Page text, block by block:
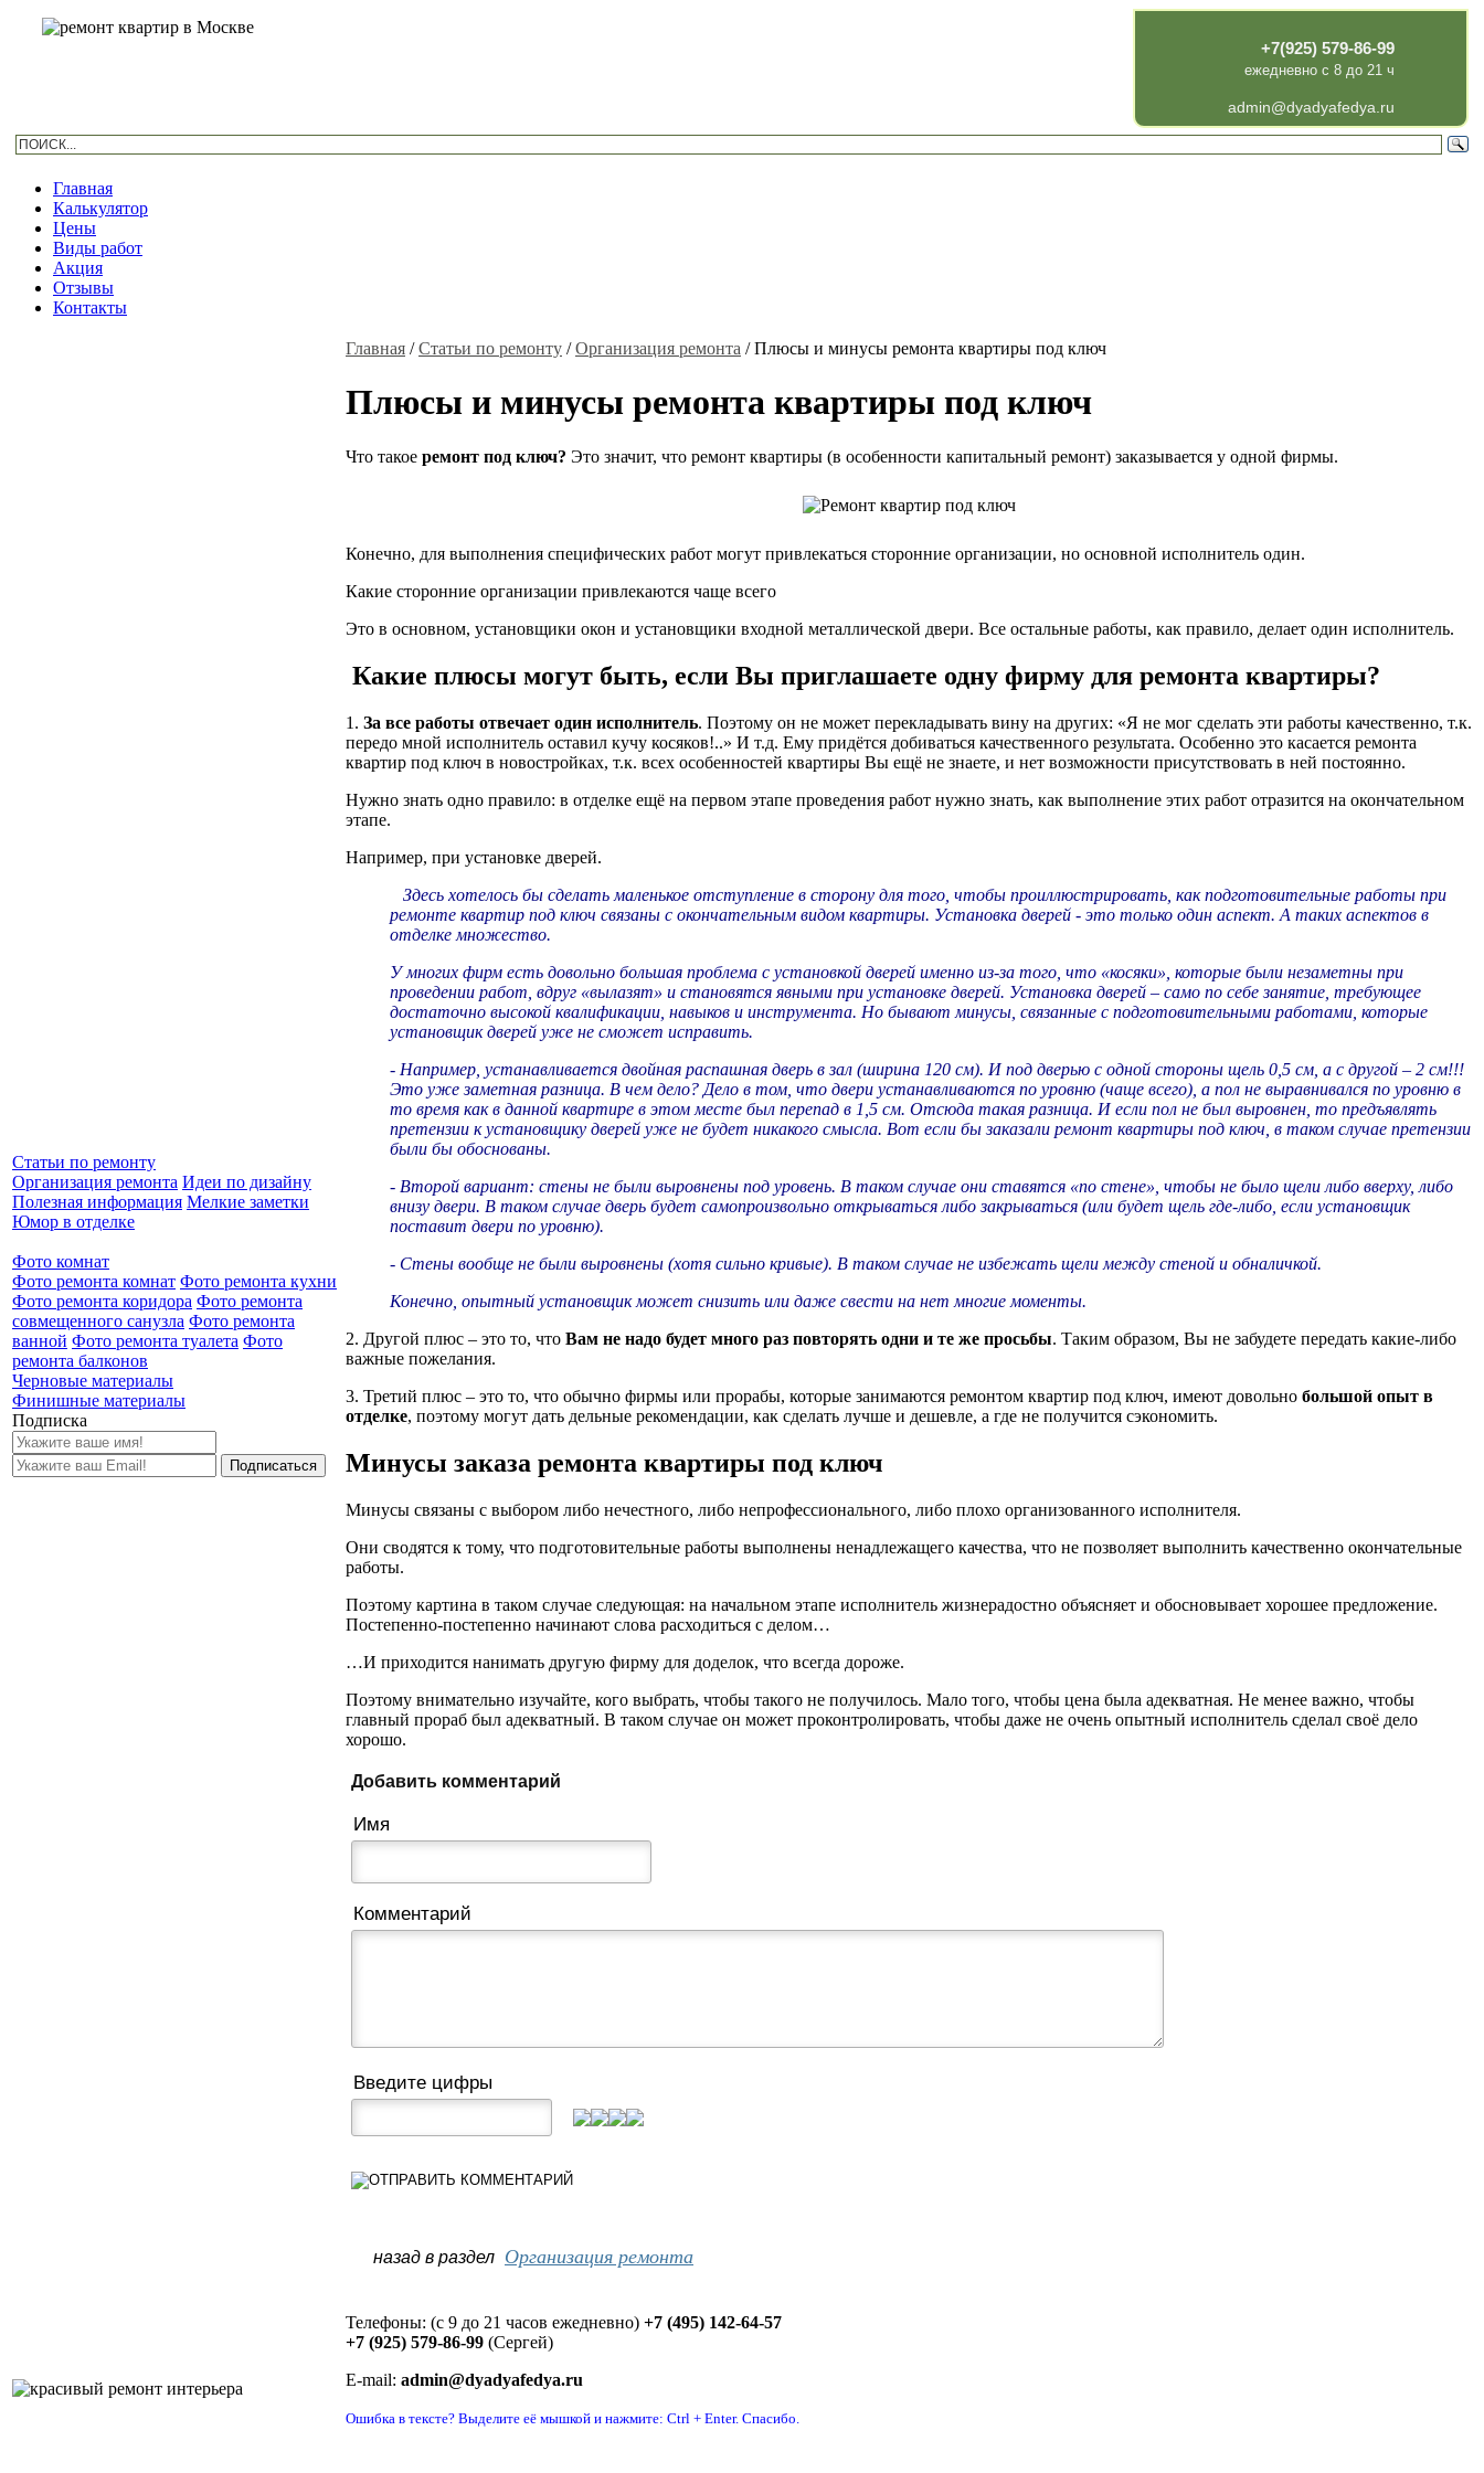
+7(925) 579-86-99
ежедневно с 8 до 21 ч
admin@dyadyafedya.ru
Главная
Калькулятор
Цены
Виды работ
Акция
Отзывы
Контакты
Статьи по ремонту
Организация ремонта Идеи по дизайну
Полезная информация Мелкие заметки
Юмор в отделке
Фото комнат
Фото ремонта комнат Фото ремонта кухни
Фото ремонта коридора Фото ремонта
совмещенного санузла Фото ремонта
ванной Фото ремонта туалета Фото
ремонта балконов
Черновые материалы
Финишные материалы
Подписка
Главная /Статьи по ремонту /Организация ремонта /Плюсы и минусы ремонта квартиры под ключ
Плюсы и минусы ремонта квартиры под ключ
Что такое ремонт под ключ? Это значит, что ремонт квартиры (в особенности капитальный ремонт) заказывается у одной фирмы.
Конечно, для выполнения специфических работ могут привлекаться сторонние организации, но основной исполнитель один.
Какие сторонние организации привлекаются чаще всего
Это в основном, установщики окон и установщики входной металлической двери. Все остальные работы, как правило, делает один исполнитель.
Какие плюсы могут быть, если Вы приглашаете одну фирму для ремонта квартиры?
1. За все работы отвечает один исполнитель. Поэтому он не может перекладывать вину на других: «Я не мог сделать эти работы качественно, т.к.
передо мной исполнитель оставил кучу косяков!..» И т.д. Ему придётся добиваться качественного результата. Особенно это касается ремонта
квартир под ключ в новостройках, т.к. всех особенностей квартиры Вы ещё не знаете, и нет возможности присутствовать в ней постоянно.
Нужно знать одно правило: в отделке ещё на первом этапе проведения работ нужно знать, как выполнение этих работ отразится на окончательном
этапе.
Например, при установке дверей.
Здесь хотелось бы сделать маленькое отступление в сторону для того, чтобы проиллюстрировать, как подготовительные работы при
ремонте квартир под ключ связаны с окончательным видом квартиры. Установка дверей - это только один аспект. А таких аспектов в
отделке множество.
У многих фирм есть довольно большая проблема с установкой дверей именно из-за того, что «косяки», которые были незаметны при
проведении работ, вдруг «вылазят» и становятся явными при установке дверей. Установка дверей – само по себе занятие, требующее
достаточно высокой квалификации, навыков и инструмента. Но бывают минусы, связанные с подготовительными работами, которые
установщик дверей уже не сможет исправить.
- Например, устанавливается двойная распашная дверь в зал (ширина 120 см). И под дверью с одной стороны щель 0,5 см, а с другой – 2 см!!!
Это уже заметная разница. В чем дело? Дело в том, что двери устанавливаются по уровню (чаще всего), а пол не выравнивался по уровню в
то время как в данной квартире в этом месте был перепад в 1,5 см. Отсюда такая разница. И если пол не был выровнен, то предъявлять
претензии к установщику дверей уже не будет никакого смысла. Вот если бы заказали ремонт квартиры под ключ, в таком случае претензии
были бы обоснованы.
- Второй вариант: стены не были выровнены под уровень. В таком случае они ставятся «по стене», чтобы не было щели либо вверху, либо
внизу двери. В таком случае дверь будет самопроизвольно открываться либо закрываться (или будет щель где-либо, если установщик
поставит двери по уровню).
- Стены вообще не были выровнены (хотя сильно кривые). В таком случае не избежать щели между стеной и обналичкой.
Конечно, опытный установщик может снизить или даже свести на нет многие моменты.
2. Другой плюс – это то, что Вам не надо будет много раз повторять одни и те же просьбы. Таким образом, Вы не забудете передать какие-либо
важные пожелания.
3. Третий плюс – это то, что обычно фирмы или прорабы, которые занимаются ремонтом квартир под ключ, имеют довольно большой опыт в
отделке, поэтому могут дать дельные рекомендации, как сделать лучше и дешевле, а где не получится сэкономить.
Минусы заказа ремонта квартиры под ключ
Минусы связаны с выбором либо нечестного, либо непрофессионального, либо плохо организованного исполнителя.
Они сводятся к тому, что подготовительные работы выполнены ненадлежащего качества, что не позволяет выполнить качественно окончательные
работы.
Поэтому картина в таком случае следующая: на начальном этапе исполнитель жизнерадостно объясняет и обосновывает хорошее предложение.
Постепенно-постепенно начинают слова расходиться с делом…
…И приходится нанимать другую фирму для доделок, что всегда дороже.
Поэтому внимательно изучайте, кого выбрать, чтобы такого не получилось. Мало того, чтобы цена была адекватная. Не менее важно, чтобы
главный прораб был адекватный. В таком случае он может проконтролировать, чтобы даже не очень опытный исполнитель сделал своё дело
хорошо.
Добавить комментарий
Имя
Комментарий
Введите цифры
назад в раздел Организация ремонта
Телефоны: (с 9 до 21 часов ежедневно) +7 (495) 142-64-57
+7 (925) 579-86-99 (Сергей)
E-mail: admin@dyadyafedya.ru
Ошибка в тексте? Выделите её мышкой и нажмите: Ctrl + Enter. Спасибо.